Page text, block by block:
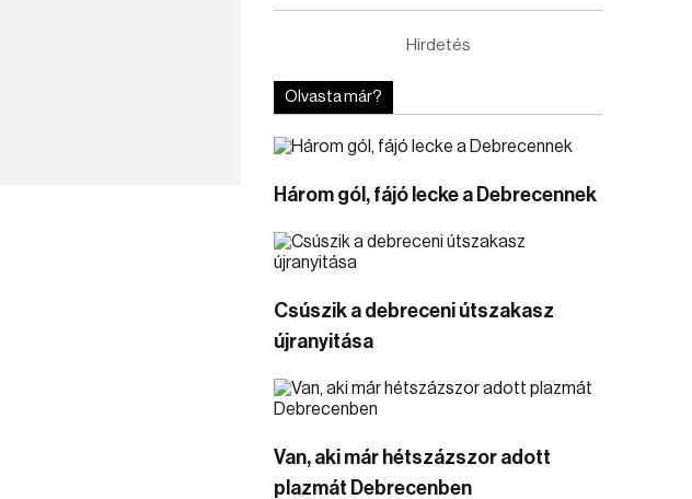
Hirdetés
Olvasta már?
Három gól, fájó lecke a Debrecennek
Csúszik a debreceni útszakasz
újranyitása
Van, aki már hétszázszor adott
plazmát Debrecenben